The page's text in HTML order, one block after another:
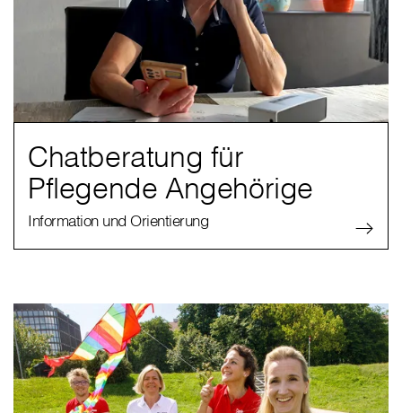
Chatberatung für
Pflegende Angehörige
Information und Orientierung